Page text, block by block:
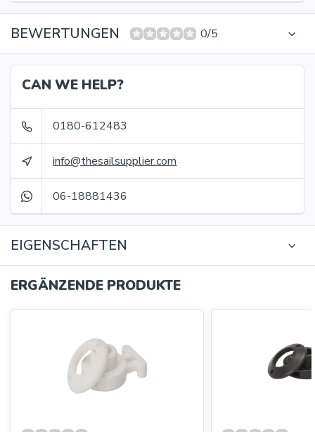
BEWERTUNGEN 0/5
CAN WE HELP?
0180-612483
info@thesailsupplier.com
06-18881436
EIGENSCHAFTEN
ERGÄNZENDE PRODUKTE